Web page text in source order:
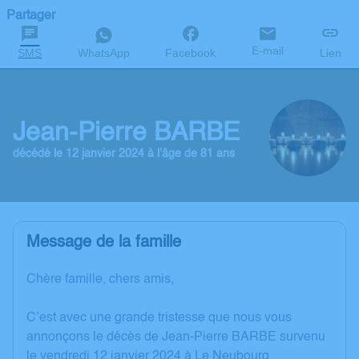
Partager
SMS WhatsApp Facebook E-mail Lien
Jean-Pierre BARBE
décédé le 12 janvier 2024 à l'âge de 81 ans
Message de la famille
Chère famille, chers amis,
C’est avec une grande tristesse que nous vous
annonçons le décès de Jean-Pierre BARBE survenu